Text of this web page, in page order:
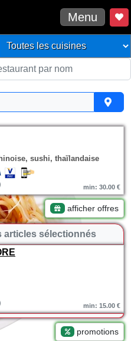
Menu
sushi, thaïlandaise
min: 30.00 €
afficher offres
articles sélectionnés
min: 15.00 €
promotions